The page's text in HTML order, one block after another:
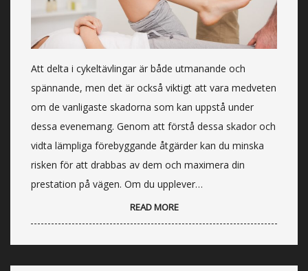
Att delta i cykeltävlingar är både utmanande och
spännande, men det är också viktigt att vara medveten
om de vanligaste skadorna som kan uppstå under
dessa evenemang. Genom att förstå dessa skador och
vidta lämpliga förebyggande åtgärder kan du minska
risken för att drabbas av dem och maximera din
prestation på vägen. Om du upplever…
READ MORE